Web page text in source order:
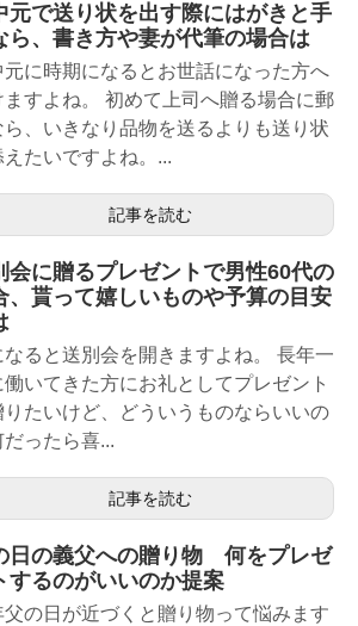
元で送り状を出す際にはがきと手
ら、書き方や妻が代筆の場合は
元に時期になるとお世話になった方へ
ますよね。 初めて上司へ贈る場合に郵
ら、いきなり品物を送るよりも送り状
えたいですよね。...
記事を読む
会に贈るプレゼントで男性60代の
、貰って嬉しいものや予算の目安
なると送別会を開きますよね。 長年一
働いてきた方にお礼としてプレゼント
りたいけど、どういうものならいいの
だったら喜...
記事を読む
日の義父への贈り物 何をプレゼ
するのがいいのか提案
父の日が近づくと贈り物って悩みます